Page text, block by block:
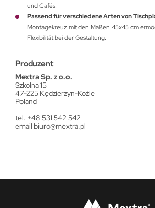
und Cafés.
Passend für verschiedene Arten von
Montagekreuz mit den Maßen 45x45 cm
Flexibilität bei der Gestaltung.
Produzent
Mextra Sp. z o.o.
Szkolna 15
47-225 Kędzierzyn-Koźle
Poland
tel. +48 531 542 542
email biuro@mextra.pl